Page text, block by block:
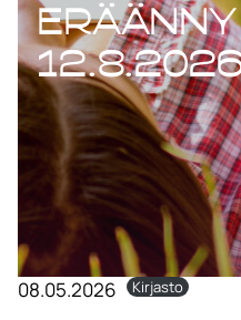
eräänny
08.05.2026 Kirjasto